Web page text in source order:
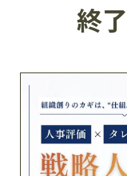
終